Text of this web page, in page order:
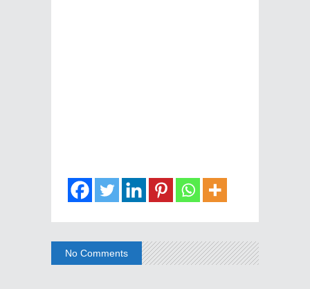
No Comments